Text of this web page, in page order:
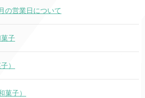
の営業日について
子
）
菓子）